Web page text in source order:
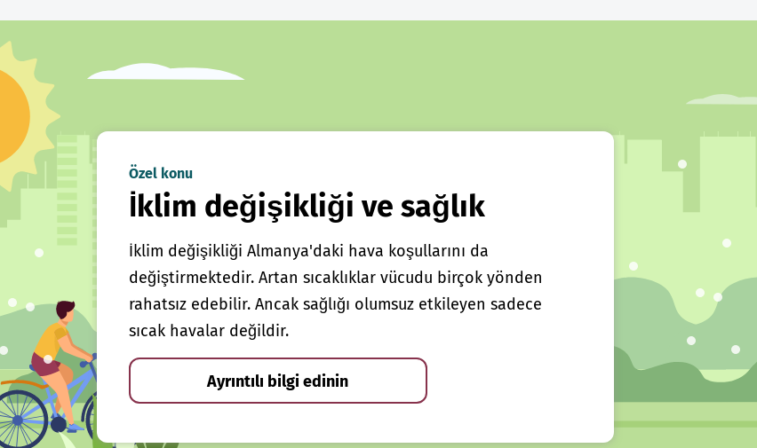
Özel konu
İklim değişikliği ve sağlık
İklim değişikliği Almanya'daki hava koşullarını da
değiştirmektedir. Artan sıcaklıklar vücudu birçok yönden
rahatsız edebilir. Ancak sağlığı olumsuz etkileyen sadece
sıcak havalar değildir.
Ayrıntılı bilgi edinin